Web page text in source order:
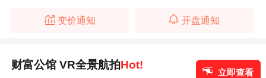
变价通知 开盘通知
财富公馆 VR全景航拍Hot!
立即查看